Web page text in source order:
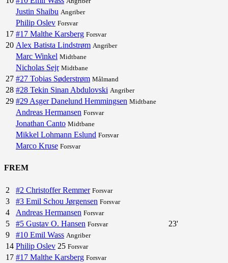
Justin Shaibu Angriber
Philip Oslev Forsvar
17 #17 Malthe Karsberg Forsvar
20 Alex Batista Lindstrøm Angriber
Marc Winkel Midtbane
Nicholas Sejr Midtbane
27 #27 Tobias Søderstrøm Målmand
28 #28 Tekin Sinan Abdulovski Angriber
29 #29 Asger Danelund Hemmingsen Midtbane
Andreas Hermansen Forsvar
Jonathan Canto Midtbane
Mikkel Lohmann Eslund Forsvar
Marco Kruse Forsvar
FREM
2 #2 Christoffer Remmer Forsvar
3 #3 Emil Schou Jørgensen Forsvar
4 Andreas Hermansen Forsvar
5 #5 Gustav O. Hansen Forsvar
23'
9
#10 Emil Wass Angriber
14 Philip Oslev 25 Forsvar
17 #17 Malthe Karsberg Forsvar